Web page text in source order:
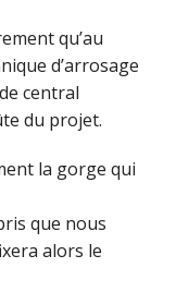
qu’au
d’arrosage
central
du projet.
la gorge qui
que nous
alors le